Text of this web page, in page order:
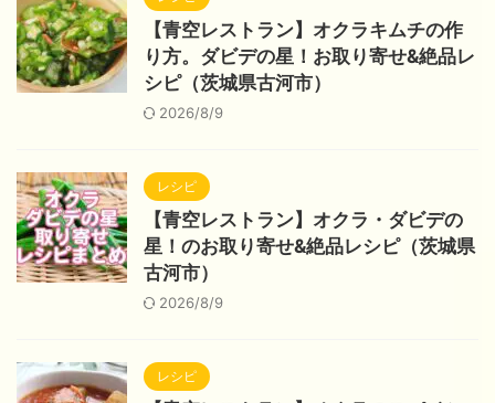
【青空レストラン】オクラキムチの作
り方。ダビデの星！お取り寄せ&絶品レ
シピ（茨城県古河市）
2026/8/9
レシピ
【青空レストラン】オクラ・ダビデの
星！のお取り寄せ&絶品レシピ（茨城県
古河市）
2026/8/9
レシピ